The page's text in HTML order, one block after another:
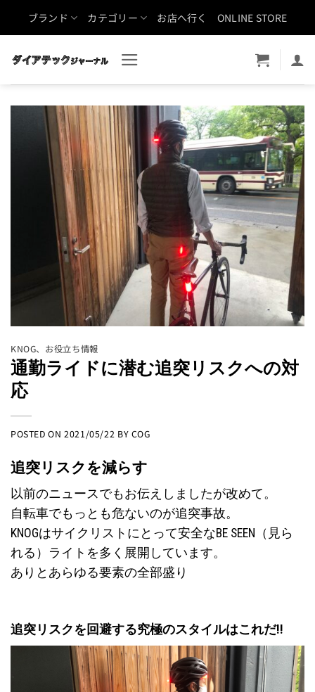
ブランド カテゴリー お店へ行く ONLINE STORE
KNOG、 お役立ち情報
通勤ライドに潜む追突リスクへの対
応
POSTED ON2021/05/22 BY COG
追突リスクを減らす
以前のニュースでもお伝えしましたが改めて。
自転車でもっとも危ないのが追突事故。
KNOGはサイクリストにとって安全なBE SEEN（見ら
れる）ライトを多く展開しています。
ありとあらゆる要素の全部盛り
追突リスクを回避する究極のスタイルはこれだ!!